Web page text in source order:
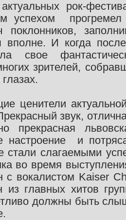
рок-
успехом
И когда
свое
зрителей,
ценители
звук,
прекрасная
настроение и
стали слагаемыми
во время
с вокалистом Kaiser
главных хитов
должны быть